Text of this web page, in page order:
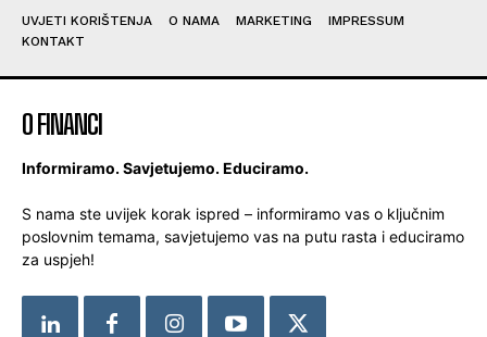
UVJETI KORIŠTENJA O NAMA MARKETING
IMPRESSUM
KONTAKT
O FINANCI
Informiramo. Savjetujemo. Educiramo.
S nama ste uvijek korak ispred – informiramo vas o ključnim
poslovnim temama, savjetujemo vas na putu rasta i educiramo
za uspjeh!